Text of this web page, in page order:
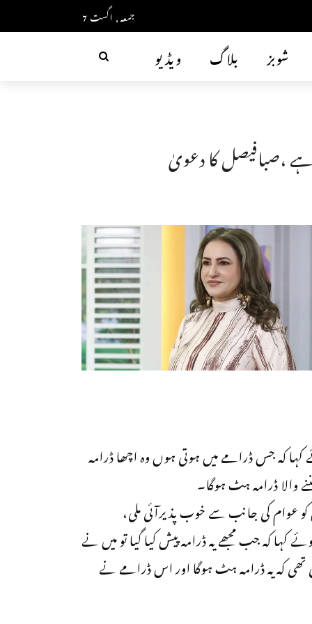
جمعہ, اگست 7
ویڈیو بلاگ شوبز
،صبافیصل کا دعویٰ
کہ جس ڈرامے میں ہوتی ہوں وہ اچھا ڈرامہ
والا ڈرامہ ہٹ ہوگا۔
کہ جب مجھے یہ ڈرامہ پیش کیا گیا تو میں نے
کہ یہ ڈرامہ ہٹ ہوگا اور اس ڈرامے نے